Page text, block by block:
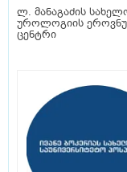
ლ. მანაგაძის
უროლოგიის
ცენტრი